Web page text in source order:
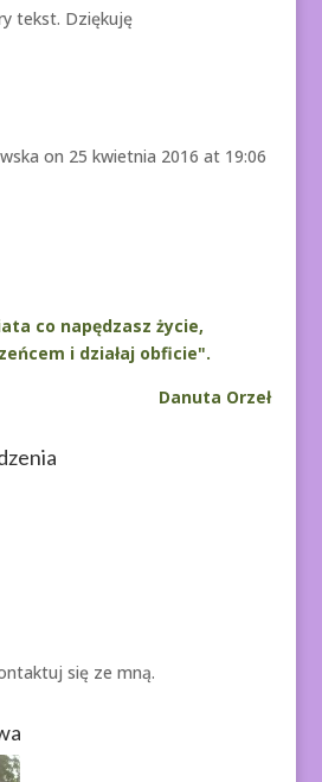
tekst. Dziękuję
on 25 kwietnia 2016 at 19:06
co napędzasz życie,
i działaj obficie".
Danuta Orzeł
się ze mną.